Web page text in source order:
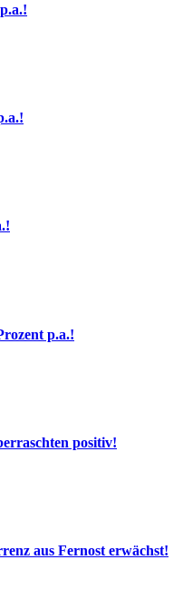
p.a.!
positiv!
aus Fernost erwächst!